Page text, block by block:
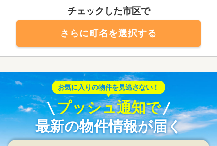
チェックした市区で
さらに町名を選択する
お気に入りの物件を見逃さない！
プッシュ通知で
最新の物件情報が届く